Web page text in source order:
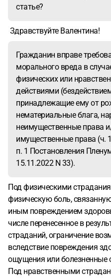
статье?
Здравствуйте Валентина!
Гражданин вправе
морального вреда в
физических или
действиями
принадлежащие ему от
нематериальные блага,
неимущественные права
имущественные права (ч.
п. 1 Постановления
15.11.2022 N 33).
Под физическими
физическую боль,
иным повреждением
числе перенесенное в
страданий, ограничение
вследствие повреждения
ощущения или болезненные
Под нравственными